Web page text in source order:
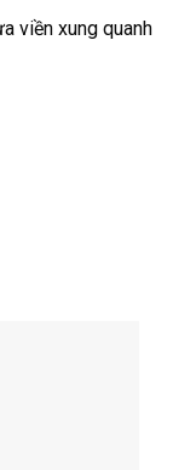
viền xung quanh